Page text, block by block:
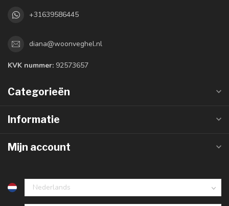
+31639586445
diana@woonveghel.nl
KVK nummer: 92573657
Categorieën
Informatie
Mijn account